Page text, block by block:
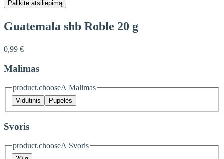
Palikite atsiliepimą
Guatemala shb Roble 20 g
0,99 €
Malimas
product.chooseA Malimas
Vidutinis Pupelės
Svoris
product.chooseA Svoris